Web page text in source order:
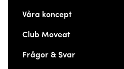
Våra koncept
Club Moveat
Frågor & Svar